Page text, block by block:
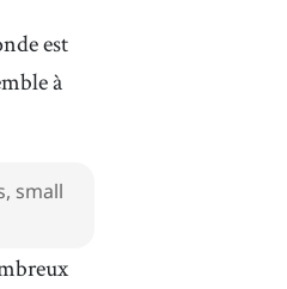
est
à
small